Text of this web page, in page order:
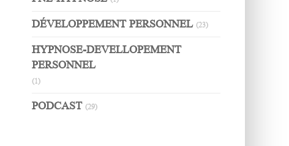
DÉVELOPPEMENT PERSONNEL (23)
HYPNOSE-DEVELLOPEMENT
PERSONNEL
(1)
PODCAST (29)